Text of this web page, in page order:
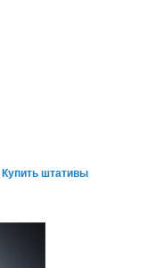
Купить штативы